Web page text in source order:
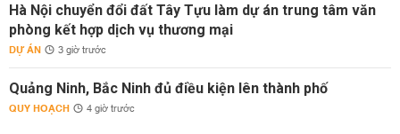
Hà Nội chuyển đổi đất Tây Tựu làm dự án trung tâm văn
phòng kết hợp dịch vụ thương mại
DỰ ÁN 3 giờ trước
Quảng Ninh, Bắc Ninh đủ điều kiện lên thành phố
QUY HOẠCH 4 giờ trước